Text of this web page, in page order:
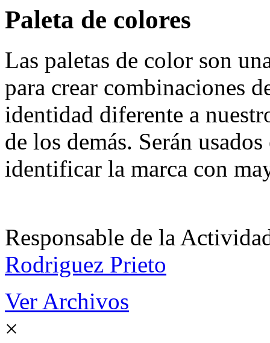
Paleta de colores
Las paletas de color son
para crear combinaciones
identidad diferente a
de los demás. Serán
identificar la marca con
Responsable de la
Rodriguez Prieto
Ver Archivos
×